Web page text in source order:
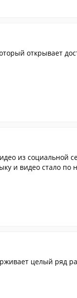
открывает
из социальной
и видео стало по
целый ряд